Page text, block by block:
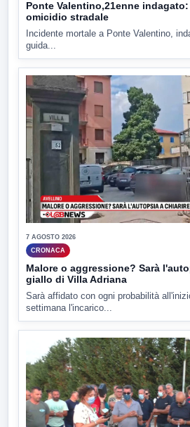
Ponte Valentino,21enne
omicidio stradale
Incidente mortale a Ponte Valentino,
guida...
7 AGOSTO 2026
CRONACA
Malore o aggressione? Sarà
giallo di Villa Adriana
Sarà affidato con ogni probabilità
settimana l'incarico...